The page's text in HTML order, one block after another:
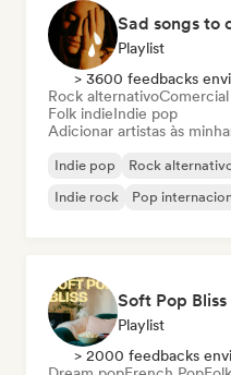
Sad songs to
Playlist
> 3600 feedbacks
Rock alternativo
Folk indieIndie pop
Adicionar artistas às
Indie pop Rock
Indie rock
Pop
Soft Pop
Playlist
> 2000 feedbacks